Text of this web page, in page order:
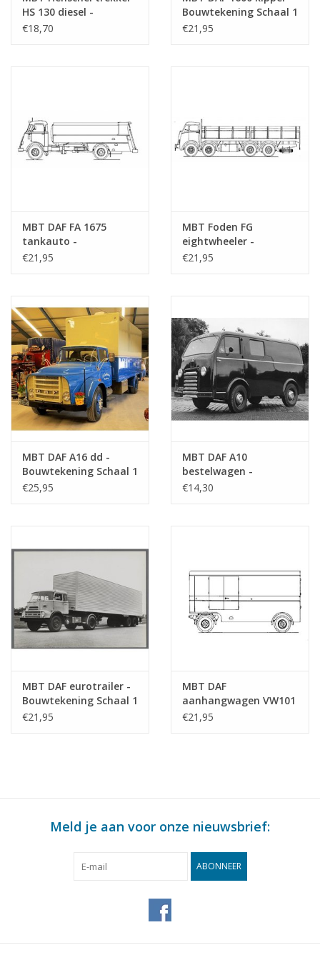
HS 130 diesel -
Bouwtekening Schaal 1
€18,70
Bouwtekening Schaal 1
: N/A (40.04.004)
€21,95
MBT DAF FA 1675
tankauto -
Bouwtekening Schaal 1
€21,95
MBT Foden FG
eightwheeler -
Bouwtekening Schaal 1
€21,95
MBT DAF A16 dd -
Bouwtekening Schaal 1
: 35 (40.04.007)
€25,95
MBT DAF A10
bestelwagen -
Bouwtekening Schaal 1
€14,30
MBT DAF eurotrailer -
Bouwtekening Schaal 1
: 35 (40.04.009)
€21,95
MBT DAF
aanhangwagen VW101
- Bouwtekening Schaal
€21,95
Meld je aan voor onze nieuwsbrief:
ABONNEER